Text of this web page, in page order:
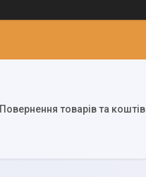
Повернення товарів та коштів